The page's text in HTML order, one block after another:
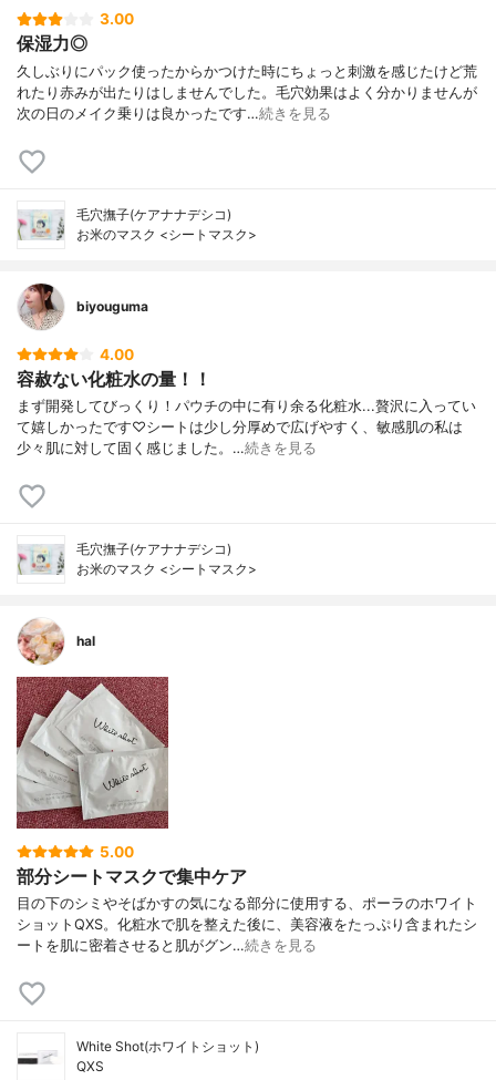
3.00
保湿力◎
久しぶりにパック使ったからかつけた時にちょっと刺激を感じたけど荒
れたり赤みが出たりはしませんでした。毛穴効果はよく分かりませんが
次の日のメイク乗りは良かったです…続きを見る
毛穴撫子(ケアナナデシコ)
お米のマスク <シートマスク>
biyouguma
4.00
容赦ない化粧水の量！！
まず開発してびっくり！パウチの中に有り余る化粧水...贅沢に入ってい
て嬉しかったです♡シートは少し分厚めで広げやすく、敏感肌の私は
少々肌に対して固く感じました。…続きを見る
毛穴撫子(ケアナナデシコ)
お米のマスク <シートマスク>
hal
5.00
部分シートマスクで集中ケア
目の下のシミやそばかすの気になる部分に使用する、ポーラのホワイト
ショットQXS。化粧水で肌を整えた後に、美容液をたっぷり含まれたシ
ートを肌に密着させると肌がグン…続きを見る
White Shot(ホワイトショット)
QXS